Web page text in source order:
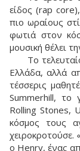
είδος (rap
πιο ωραίους
φωτιά στον
μουσική θέλει
Το
Ελλάδα, αλλά
τέσσερις
Summerhill, το
Rolling Stones,
κόσμος τους
ο Henry, ένας